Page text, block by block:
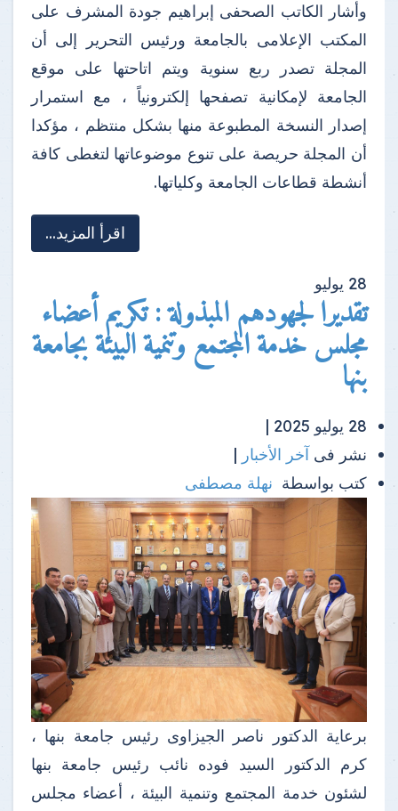
وأشار الكاتب الصحفى إبراهيم جودة المشرف على
المكتب الإعلامى بالجامعة ورئيس التحرير إلى أن
المجلة تصدر ربع سنوية ويتم اتاحتها على موقع
الجامعة لإمكانية تصفحها إلكترونياً ، مع استمرار
إصدار النسخة المطبوعة منها بشكل منتظم ، مؤكدا
أن المجلة حريصة على تنوع موضوعاتها لتغطى كافة
أنشطة قطاعات الجامعة وكلياتها.
اقرأ المزيد...
28 يوليو
تقديرا لجهودهم المبذولة : تكريم أعضاء
مجلس خدمة المجتمع وتنمية البيئة بجامعة
بنها
28 يوليو 2025 |
نشر فى آخر الأخبار |
كتب بواسطة نهلة مصطفى
برعاية الدكتور ناصر الجيزاوى رئيس جامعة بنها ،
كرم الدكتور السيد فوده نائب رئيس جامعة بنها
لشئون خدمة المجتمع وتنمية البيئة ، أعضاء مجلس